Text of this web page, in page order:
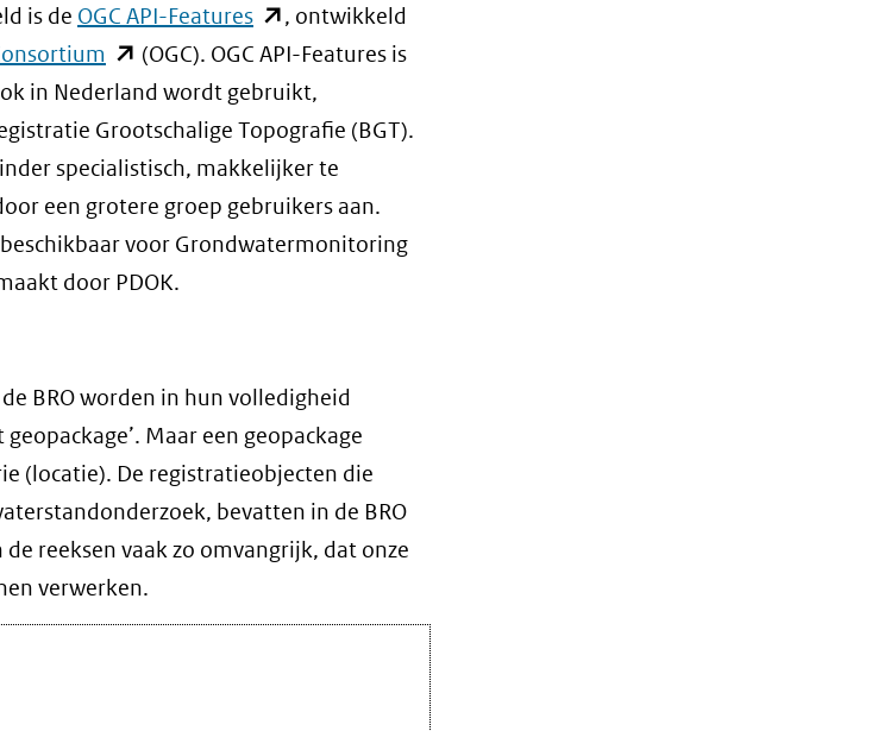
is de OGC API-Features(opent
in
nieuw
venster)
(verwijst
naar
een
, ontwikkeld
(opent
in
nieuw
venster)
(verwijst
naar
een
(OGC). OGC API-Features is
in Nederland wordt gebruikt,
Grootschalige Topografie (BGT).
specialistisch, makkelijker te
een grotere groep gebruikers aan.
beschikbaar voor Grondwatermonitoring
door PDOK.
BRO worden in hun volledigheid
Maar een geopackage
(locatie). De registratieobjecten die
bevatten in de BRO
reeksen vaak zo omvangrijk, dat onze
verwerken.